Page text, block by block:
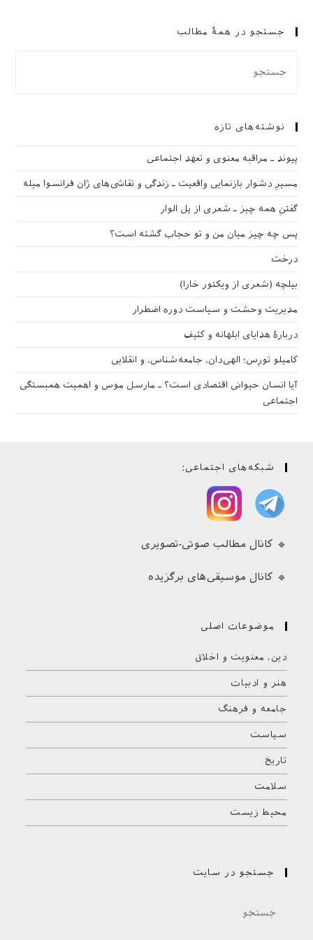
جستجو در همهٔ مطالب
نوشته‌های تازه
پیوند ـ مراقبه‌ معنوی و تعهد اجتماعی
مسیرِ دشوار بازنمایی واقعیت ـ زندگی و نقاشی‌های ژان فرانسوا میله
گفتنِ همه چیز ـ شعری از پل الوار
پس چه چیز میان من و تو حجاب گشته است؟
درخت
بیلچه (شعری از ویکتور خارا)
مدیریت وحشت و سیاست دوره اضطرار
دربارهٔ هدایای ابلهانه و کثیف
کامیلو تورِس؛ الهی‌دان، جامعه‌شناس، و انقلابی
آیا انسان حیوانی اقتصادی است؟ ـ مارسل موس و اهمیت همبستگی
اجتماعی
شبکه‌های اجتماعی:
🔹 کانال مطالب صوتی-تصویری
🔹 کانال موسیقی‌های برگزیده
موضوعات اصلی
دین، معنویت و اخلاق
هنر و ادبیات
جامعه و فرهنگ
سیاست
تاریخ
سلامت
محیط زیست
جستجو در سایت